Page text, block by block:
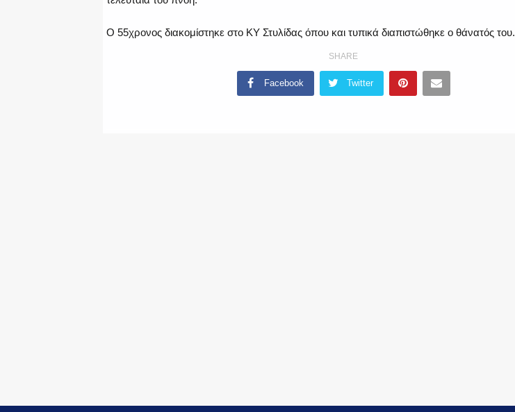
Ο 55χρονος διακομίστηκε στο ΚΥ Στυλίδας όπου και τυπικά διαπιστώθηκε ο θάνατός του.
SHARE
Facebook Twitter